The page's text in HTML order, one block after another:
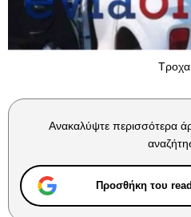
Ανακαλύψτε περισσότερα
Προσθήκη του